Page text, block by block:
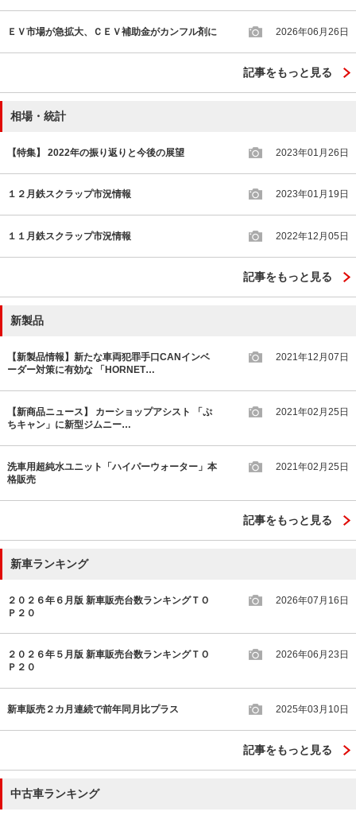
ＥＶ市場が急拡大、ＣＥＶ補助金がカンフル剤に 2026年06月26日
記事をもっと見る
相場・統計
【特集】 2022年の振り返りと今後の展望 2023年01月26日
１２月鉄スクラップ市況情報 2023年01月19日
１１月鉄スクラップ市況情報 2022年12月05日
記事をもっと見る
新製品
【新製品情報】新たな車両犯罪手口CANインベ
ーダー対策に有効な 「HORNET…
2021年12月07日
【新商品ニュース】 カーショップアシスト 「ぷ
ちキャン」に新型ジムニー…
2021年02月25日
洗車用超純水ユニット「ハイパーウォーター」本
格販売
2021年02月25日
記事をもっと見る
新車ランキング
２０２６年６月版 新車販売台数ランキングＴＯ
Ｐ２０
2026年07月16日
２０２６年５月版 新車販売台数ランキングＴＯ
Ｐ２０
2026年06月23日
新車販売２カ月連続で前年同月比プラス 2025年03月10日
記事をもっと見る
中古車ランキング